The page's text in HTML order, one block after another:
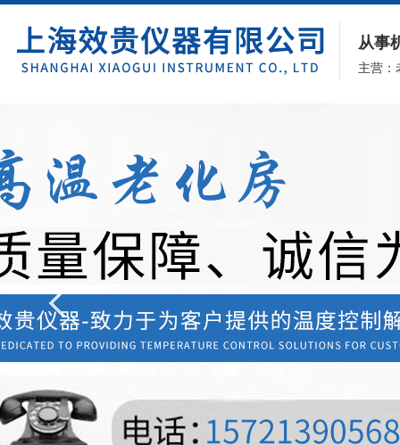
从事
主营：